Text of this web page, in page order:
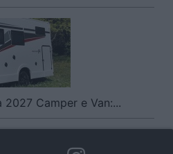
Camper e Van:...